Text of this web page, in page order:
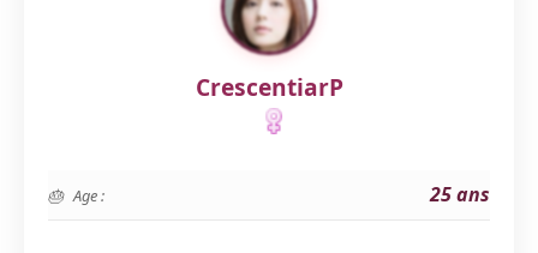
CrescentiarP
Age : 25 ans